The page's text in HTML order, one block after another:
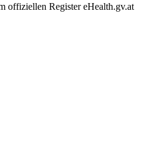
offiziellen Register eHealth.gv.at